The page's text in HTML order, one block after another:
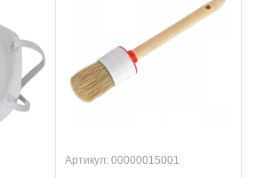
Артикул: 00000015001